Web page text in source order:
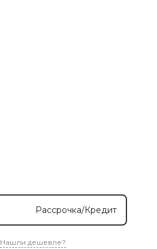
Рассрочка/Кредит
Нашли дешевле?